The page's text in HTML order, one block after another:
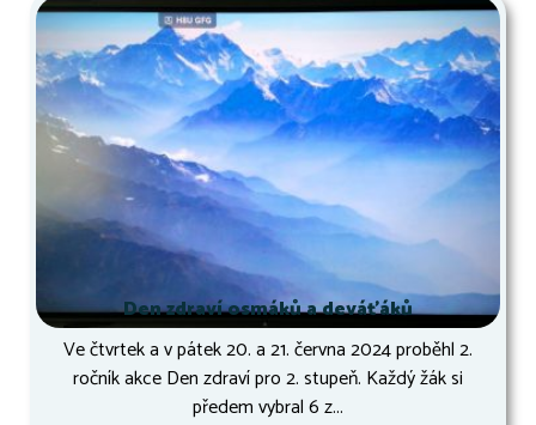
Den zdraví osmáků a deváťáků
Ve čtvrtek a v pátek 20. a 21. června 2024 proběhl 2.
ročník akce Den zdraví pro 2. stupeň. Každý žák si
předem vybral 6 z...